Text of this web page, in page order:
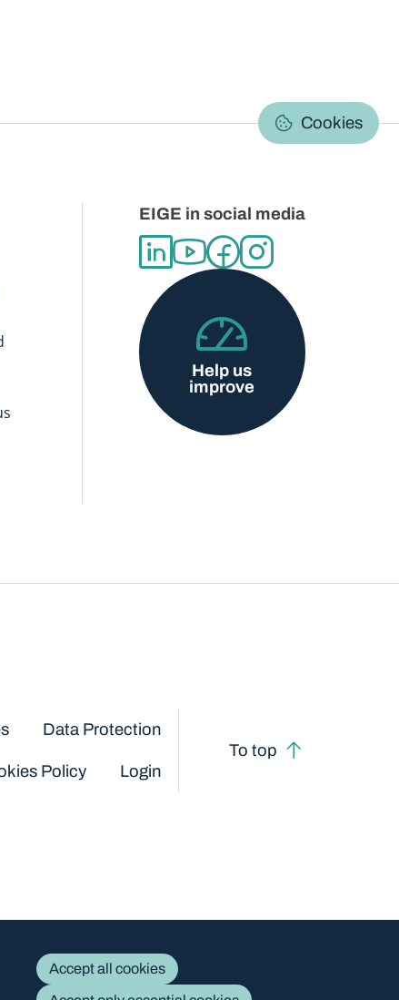
Accept all cookies
Cookies
EIGE in social media
Help us
improve
Data Protection
Policy Login
To top